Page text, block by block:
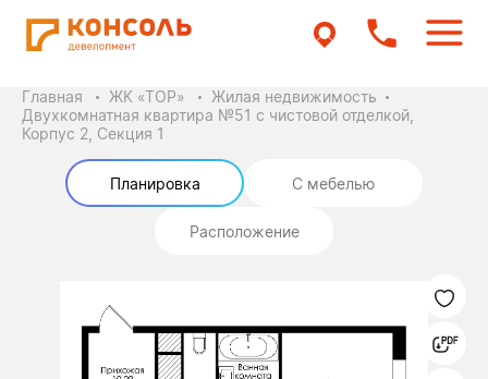
Главная ЖК «ТОР»
Жилая недвижимость
Двухкомнатная квартира №51 с чистовой отделкой,
Корпус 2, Секция 1
Планировка С мебелью
Расположение